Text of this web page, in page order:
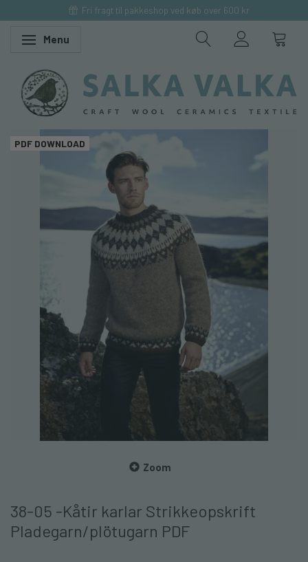
Fri fragt til pakkeshop ved køb over 600 kr
Skifte navigation
Menu
PDF DOWNLOAD
Zoom
38-05 -Kåtir karlar Strikkeopskrift
Pladegarn/plötugarn PDF